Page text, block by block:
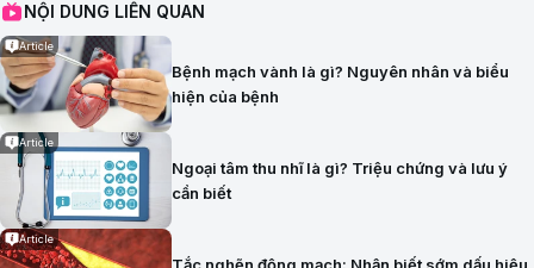
NỘI DUNG LIÊN QUAN
Article
Bệnh mạch vành là gì? Nguyên nhân và biểu
hiện của bệnh
Article
Ngoại tâm thu nhĩ là gì? Triệu chứng và lưu ý
cần biết
Article